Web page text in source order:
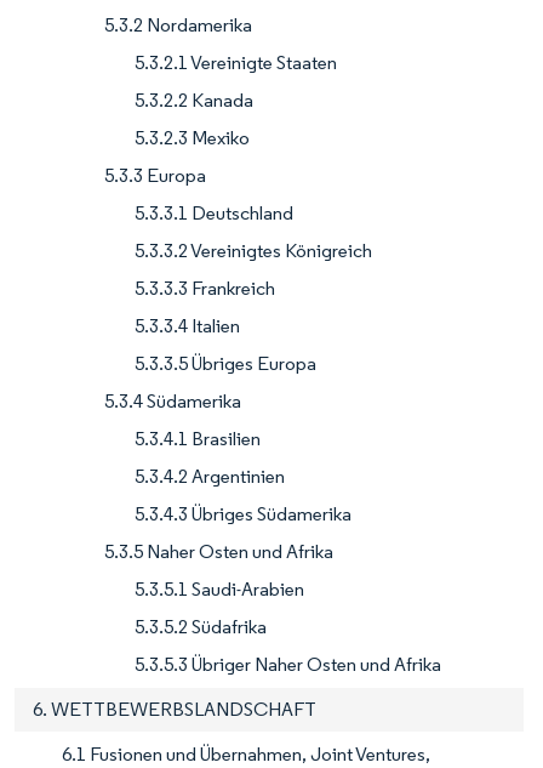
5.3.2 Nordamerika
5.3.2.1 Vereinigte Staaten
5.3.2.2 Kanada
5.3.2.3 Mexiko
5.3.3 Europa
5.3.3.1 Deutschland
5.3.3.2 Vereinigtes Königreich
5.3.3.3 Frankreich
5.3.3.4 Italien
5.3.3.5 Übriges Europa
5.3.4 Südamerika
5.3.4.1 Brasilien
5.3.4.2 Argentinien
5.3.4.3 Übriges Südamerika
5.3.5 Naher Osten und Afrika
5.3.5.1 Saudi-Arabien
5.3.5.2 Südafrika
5.3.5.3 Übriger Naher Osten und Afrika
6. WETTBEWERBSLANDSCHAFT
6.1 Fusionen und Übernahmen, Joint Ventures,